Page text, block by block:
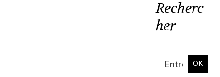
Recherc
her